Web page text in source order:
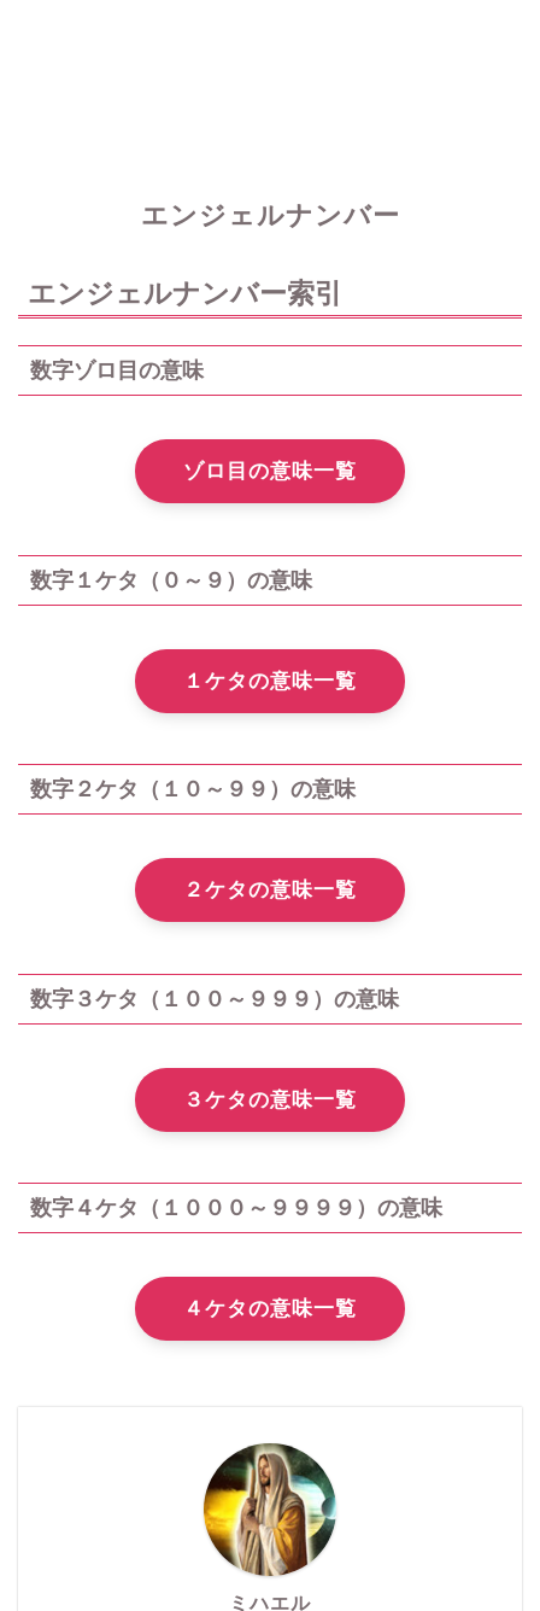
エンジェルナンバー
エンジェルナンバー索引
数字ゾロ目の意味
ゾロ目の意味一覧
数字１ケタ（０～９）の意味
１ケタの意味一覧
数字２ケタ（１０～９９）の意味
２ケタの意味一覧
数字３ケタ（１００～９９９）の意味
３ケタの意味一覧
数字４ケタ（１０００～９９９９）の意味
４ケタの意味一覧
ミハエル